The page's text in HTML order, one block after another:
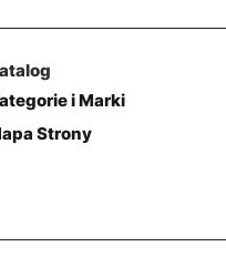
i Marki
Strony